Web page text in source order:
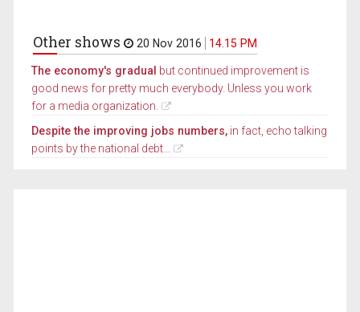
Other shows 20 Nov 2016 14.15 PM
The economy's gradual but continued improvement is
good news for pretty much everybody. Unless you work
for a media organization.
Despite the improving jobs numbers, in fact, echo talking
points by the national debt...